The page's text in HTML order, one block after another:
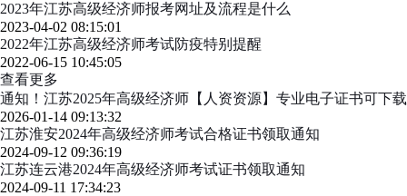
2023年江苏高级经济师报考网址及流程是什么
2023-04-02 08:15:01
2022年江苏高级经济师考试防疫特别提醒
2022-06-15 10:45:05
查看更多
通知！江苏2025年高级经济师【人资资源】专业电子证书可下载
2026-01-14 09:13:32
江苏淮安2024年高级经济师考试合格证书领取通知
2024-09-12 09:36:19
江苏连云港2024年高级经济师考试证书领取通知
2024-09-11 17:34:23